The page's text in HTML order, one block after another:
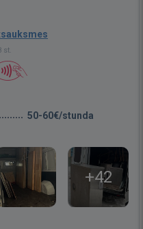
st.
50-60€/stunda
+42